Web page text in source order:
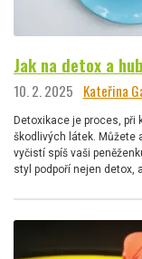
Jak na detox a
10. 2. 2025 Kateřina
Detoxikace je proces,
škodlivých látek. Můžete
vyčistí spíš vaši
styl podpoří nejen detox,